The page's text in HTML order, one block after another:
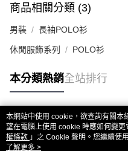
商品相關分類 (3)
男裝 長袖POLO衫
休閒服飾系列 POLO衫
本分類熱銷全站排行
熱門標籤
本網站中使用 cookie，欲查詢有關本
望在電腦上使用 cookie 時應如何變
權條款 」之 Cookie 聲明。您繼續使
用條款之 Cookie 聲明使用 cookie。
了解更多 >